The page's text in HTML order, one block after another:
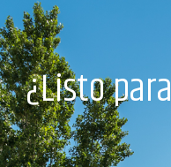
¿Listo para